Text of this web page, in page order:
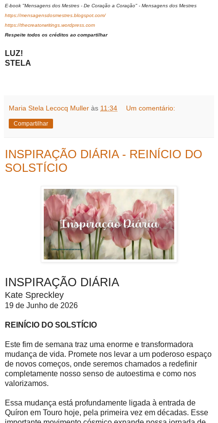
E-book "Mensagens dos Mestres - De Coração a Coração" - Mensagens dos Mestres
https://mensagensdosmestres.blogspot.com/
https://thecreatorwritings.wordpress.com
Respeite todos os créditos ao compartilhar
LUZ!
STELA
Maria Stela Lecocq Muller às 11:34 Um comentário:
Compartilhar
INSPIRAÇÃO DIÁRIA - REINÍCIO DO
SOLSTÍCIO
INSPIRAÇÃO DIÁRIA
Kate Spreckley
19 de Junho de 2026
REINÍCIO DO SOLSTÍCIO
Este fim de semana traz uma enorme e transformadora
mudança de vida. Promete nos levar a um poderoso espaço
de novos começos, onde seremos chamados a redefinir
completamente nosso senso de autoestima e como nos
valorizamos.
Essa mudança está profundamente ligada à entrada de
Quíron em Touro hoje, pela primeira vez em décadas. Esse